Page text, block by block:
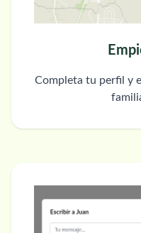
Completa tu perfil y